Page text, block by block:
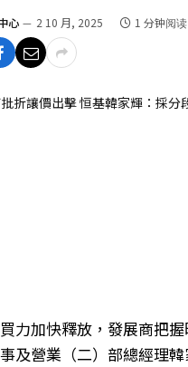
心 2 10 月, 2025 1 分钟阅读
力加快釋放，發展商把
及營業（二）部總經理